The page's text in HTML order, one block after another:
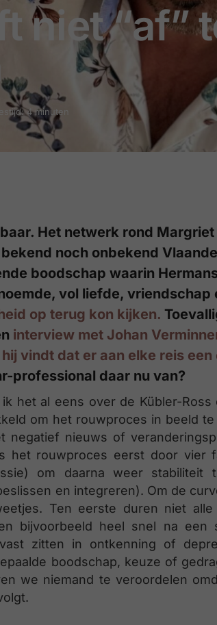
niet “af”
4 minuten
Het netwerk rond Margriet
noch onbekend
boodschap waarin
vol liefde, vriendschap
op terug kon kijken.
interview met Johan
vindt dat er aan elke reis een
professional daar nu van?
het al eens over de Kübler-Ross
om het rouwproces in beeld te
negatief nieuws of
het rouwproces eerst door vier
om daarna weer stabiliteit
en integreren). Om de
Ten eerste duren niet
bijvoorbeeld heel snel na een
zitten in ontkenning of
boodschap, keuze of
we niemand te veroordelen